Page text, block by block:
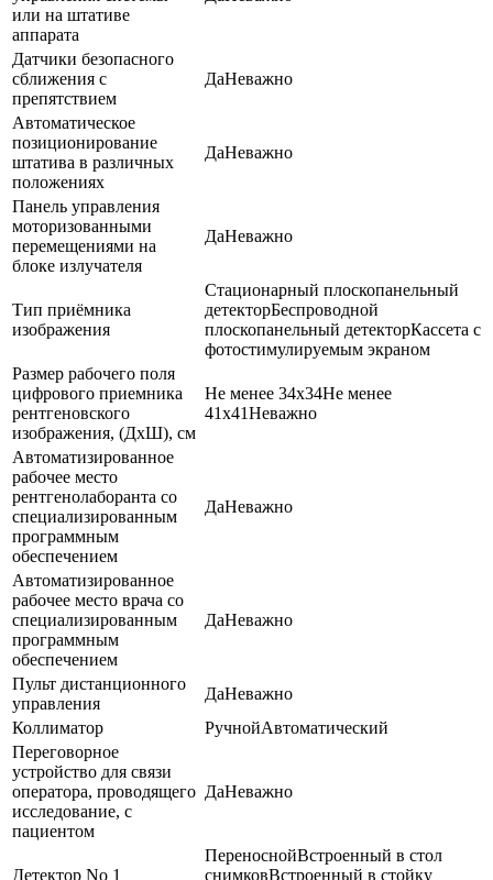
или на штативе
аппарата
Датчики безопасного
сближения с
препятствием
ДаНеважно
Автоматическое
позиционирование
штатива в различных
положениях
ДаНеважно
Панель управления
моторизованными
перемещениями на
блоке излучателя
ДаНеважно
Тип приёмника
изображения
Стационарный плоскопанельный
детекторБеспроводной
плоскопанельный детекторКассета с
фотостимулируемым экраном
Размер рабочего поля
цифрового приемника
рентгеновского
изображения, (ДхШ), см
Не менее 34х34Не менее
41х41Неважно
Автоматизированное
рабочее место
рентгенолаборанта со
специализированным
программным
обеспечением
ДаНеважно
Автоматизированное
рабочее место врача со
специализированным
программным
обеспечением
ДаНеважно
Пульт дистанционного
управления
ДаНеважно
Коллиматор
РучнойАвтоматический
Переговорное
устройство для связи
оператора, проводящего
исследование, с
пациентом
ДаНеважно
Детектор No 1
ПереноснойВстроенный в стол
снимковВстроенный в стойку